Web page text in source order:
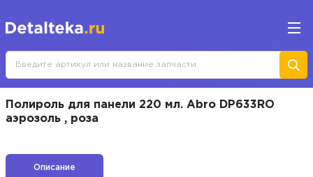
Полироль для панели 220 мл. Abro DP633RO
аэрозоль , роза
Описание